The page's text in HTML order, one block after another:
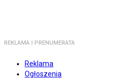
REKLAMA I PRENUMERATA
Reklama
Ogłoszenia